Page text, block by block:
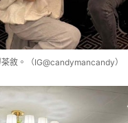
敘。（IG@candymancandy）